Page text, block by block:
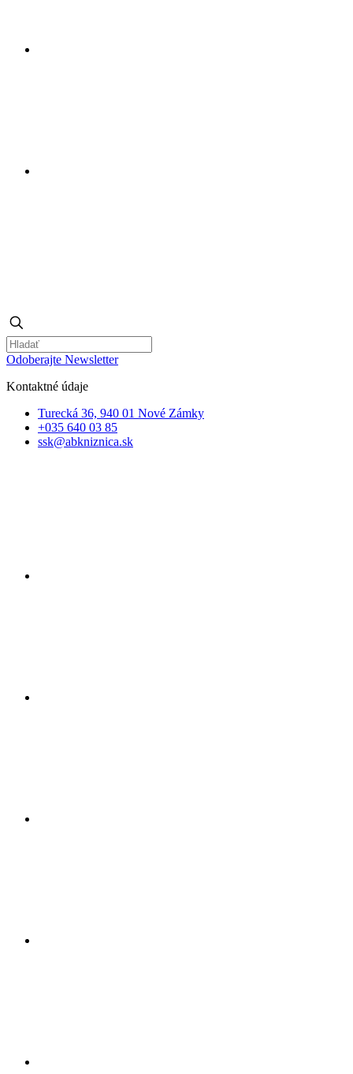
Odoberajte Newsletter
Kontaktné údaje
Turecká 36, 940 01 Nové Zámky
+035 640 03 85
ssk@abkniznica.sk